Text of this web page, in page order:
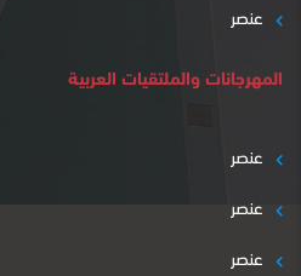
عنصر
المهرجانات والملتقيات العربية
عنصر
عنصر
عنصر